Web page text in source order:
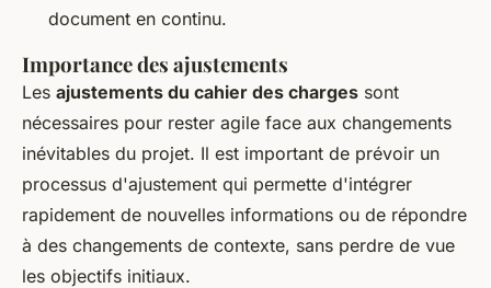
document en continu.
Importance des ajustements
Les ajustements du cahier des charges sont
nécessaires pour rester agile face aux changements
inévitables du projet. Il est important de prévoir un
processus d'ajustement qui permette d'intégrer
rapidement de nouvelles informations ou de répondre
à des changements de contexte, sans perdre de vue
les objectifs initiaux.